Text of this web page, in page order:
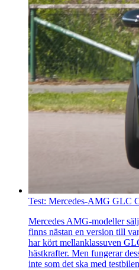
Test: Mercedes-AMG GLC
Mercedes AMG-modeller
finns nästan en version till
har kört mellanklassuven
hästkrafter. Men fungerar
inte som det ska med